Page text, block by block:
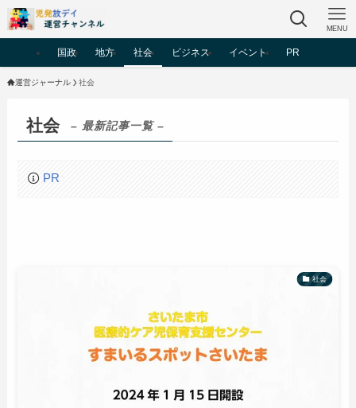
MENU
国政 地方 社会 ビジネス イベント PR
運営ジャーナル 社会
社会 – 最新記事一覧 –
PR
社会